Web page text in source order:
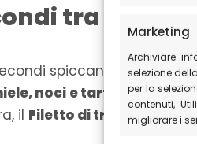
Marketing
Archiviare
selezione
per la
contenuti,
migliorare i
tra
spiccano gli
noci e tartufo, un
il Filetto di trota del